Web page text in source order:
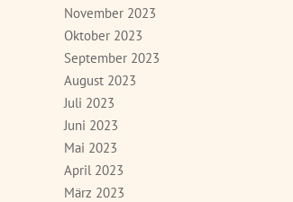
November 2023
Oktober 2023
September 2023
August 2023
Juli 2023
Juni 2023
Mai 2023
April 2023
März 2023